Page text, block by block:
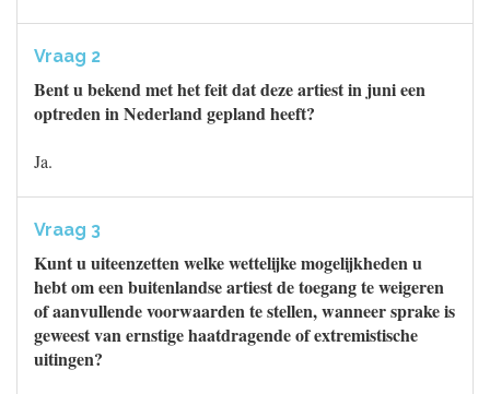
Vraag 2
Bent u bekend met het feit dat deze artiest in juni een
optreden in Nederland gepland heeft?
Ja.
Vraag 3
Kunt u uiteenzetten welke wettelijke mogelijkheden u
hebt om een buitenlandse artiest de toegang te weigeren
of aanvullende voorwaarden te stellen, wanneer sprake is
geweest van ernstige haatdragende of extremistische
uitingen?